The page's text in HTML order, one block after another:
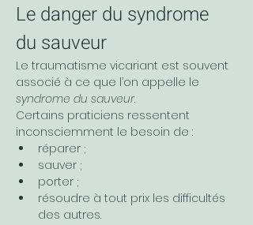
Le danger du syndrome
du sauveur
Le traumatisme vicariant est souvent
associé à ce que l’on appelle le
syndrome du sauveur.
Certains praticiens ressentent
inconsciemment le besoin de :
réparer ;
sauver ;
porter ;
résoudre à tout prix les difficultés
des autres.